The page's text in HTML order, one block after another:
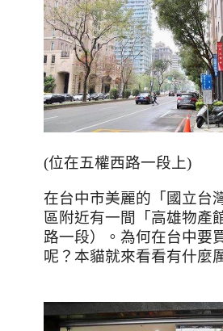
(位在五權西路一段上)
在台中市美麗的「國立台
區附近有一間「高雄物產
路一段）。為何在台中要
呢？本貓就來看看有什麼